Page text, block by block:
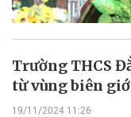
Trường THCS
từ vùng biên
19/11/2024 11:26